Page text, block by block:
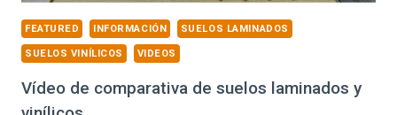
FEATURED INFORMACIÓN SUELOS LAMINADOS
SUELOS VINÍLICOS VIDEOS
Vídeo de comparativa de suelos laminados y